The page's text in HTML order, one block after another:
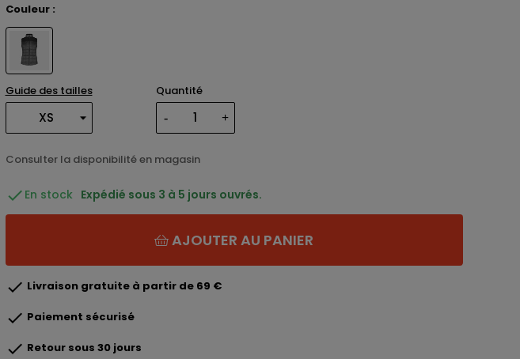
Couleur :
Guide des tailles Quantité
Consulter la disponibilité en magasin
 En stock Expédié sous 3 à 5 jours ouvrés.
AJOUTER AU PANIER
 Livraison gratuite à partir de 69 €
 Paiement sécurisé
 Retour sous 30 jours